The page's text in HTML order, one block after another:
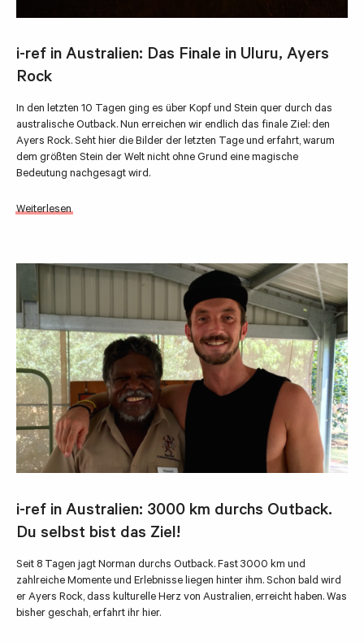
i-ref in Australien: Das Finale in Uluru, Ayers
Rock
In den letzten 10 Tagen ging es über Kopf und Stein quer durch das
australische Outback. Nun erreichen wir endlich das finale Ziel: den
Ayers Rock. Seht hier die Bilder der letzten Tage und erfahrt, warum
dem größten Stein der Welt nicht ohne Grund eine magische
Bedeutung nachgesagt wird.
Weiterlesen
i-ref in Australien: 3000 km durchs Outback.
Du selbst bist das Ziel!
Seit 8 Tagen jagt Norman durchs Outback. Fast 3000 km und
zahlreiche Momente und Erlebnisse liegen hinter ihm. Schon bald wird
er Ayers Rock, dass kulturelle Herz von Australien, erreicht haben. Was
bisher geschah, erfahrt ihr hier.